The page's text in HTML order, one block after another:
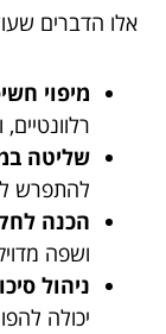
אלו הדברים
מיפוי
שליטה
להתפרש
הכנה
ושפה
ניהול
יכולה